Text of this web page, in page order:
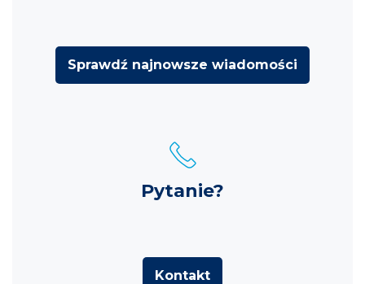
Sprawdź najnowsze wiadomości
Pytanie?
Kontakt